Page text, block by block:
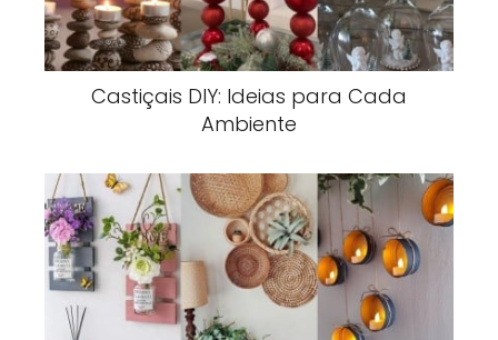
Castiçais DIY: Ideias para Cada
Ambiente